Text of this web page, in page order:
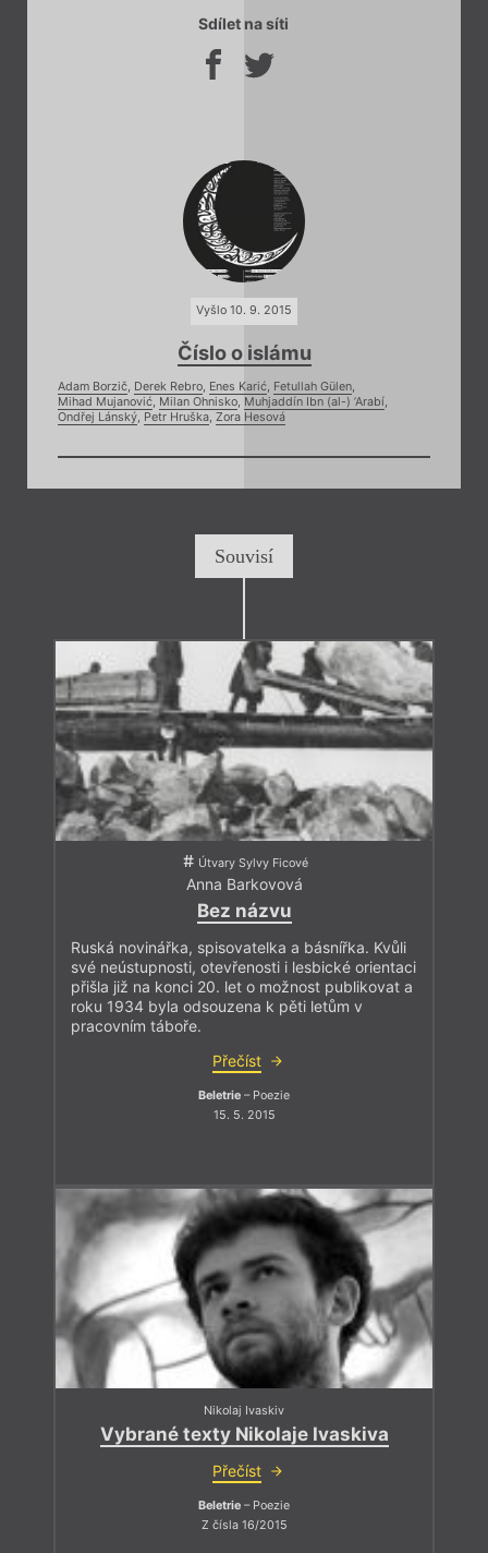
Sdílet na síti
Vyšlo 10. 9. 2015
Číslo o islámu
Adam Borzič, Derek Rebro, Enes Karić, Fetullah Gülen,
Mihad Mujanović, Milan Ohnisko, Muhjaddín Ibn (al-) ’Arabí,
Ondřej Lánský, Petr Hruška, Zora Hesová
Souvisí
Útvary Sylvy Ficové
Anna Barkovová
Bez názvu
Ruská novinářka, spisovatelka a básnířka. Kvůli
své neústupnosti, otevřenosti i lesbické orientaci
přišla již na konci 20. let o možnost publikovat a
roku 1934 byla odsouzena k pěti letům v
pracovním táboře.
Přečíst
Beletrie – Poezie
15. 5. 2015
Nikolaj Ivaskiv
Vybrané texty Nikolaje Ivaskiva
Přečíst
Beletrie – Poezie
Z čísla 16/2015